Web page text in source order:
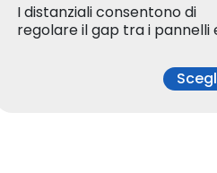
I distanziali consentono di
regolare il gap tra i pannelli